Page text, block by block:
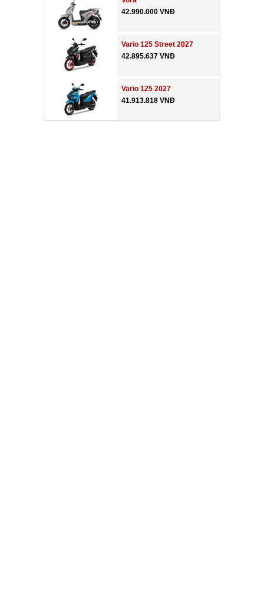
42.990.000 VNĐ
Vario 125 Street 2027
42.895.637 VNĐ
Vario 125 2027
41.913.818 VNĐ